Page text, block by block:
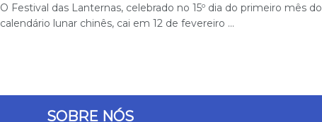
O Festival das Lanternas, celebrado no 15º dia do primeiro mês do
calendário lunar chinês, cai em 12 de fevereiro ...
SOBRE NÓS